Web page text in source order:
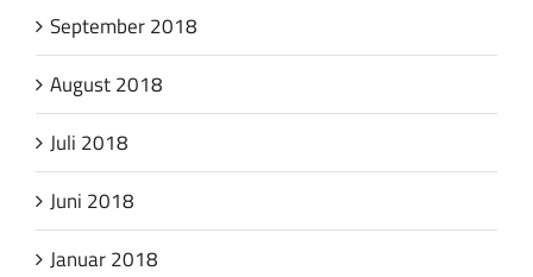
September 2018
August 2018
Juli 2018
Juni 2018
Januar 2018